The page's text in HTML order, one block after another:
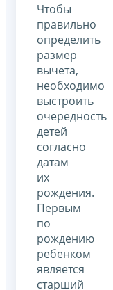
Чтобы
правильно
определить
размер
вычета,
необходимо
выстроить
очередность
детей
согласно
датам
их
рождения.
Первым
по
рождению
ребенком
является
старший